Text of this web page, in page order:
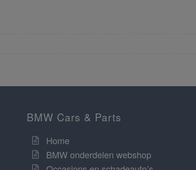
BMW Cars & Parts
Home
BMW onderdelen webshop